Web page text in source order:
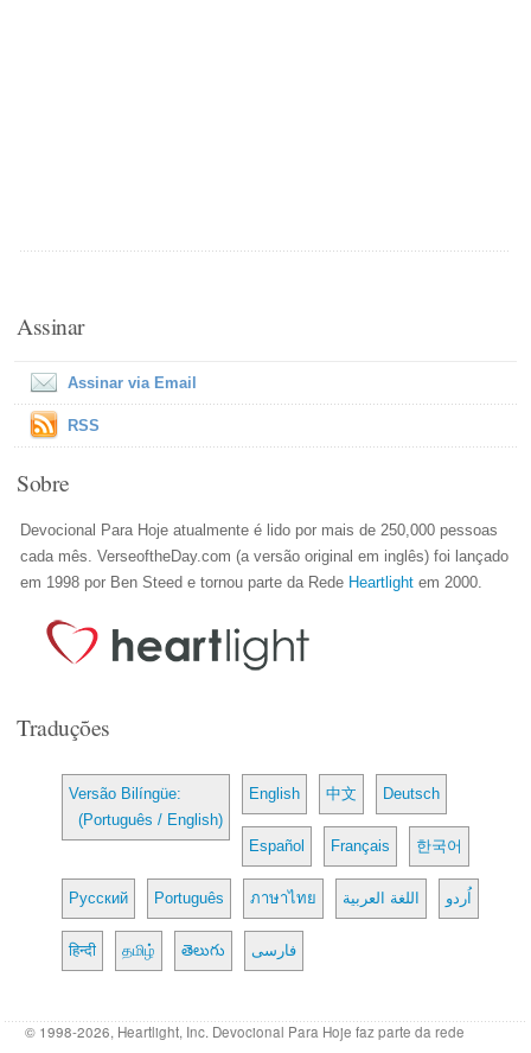
Assinar
Assinar via Email
RSS
Sobre
Devocional Para Hoje atualmente é lido por mais de 250,000 pessoas
cada mês. VerseoftheDay.com (a versão original em inglês) foi lançado
em 1998 por Ben Steed e tornou parte da Rede Heartlight em 2000.
Traduções
Versão Bilíngüe:
(Português / English)
English 中文 Deutsch
Español Français 한국어
Русский Português ภาษาไทย اللغة العربية اُردو
हिन्दी தமிழ் తెలుగు فارسی
© 1998-2026, Heartlight, Inc. Devocional Para Hoje faz parte da rede